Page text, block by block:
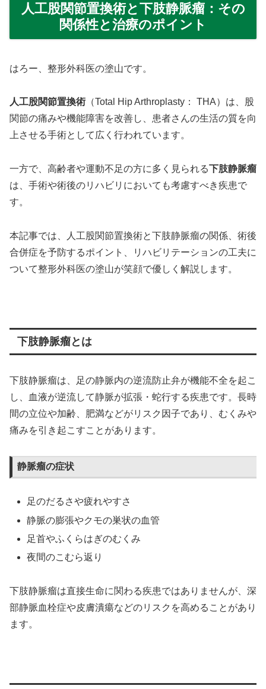
人工股関節置換術と下肢静脈瘤：その
関係性と治療のポイント
はろー、整形外科医の塗山です。
人工股関節置換術 （Total Hip Arthroplasty： THA）は、股
関節の痛みや機能障害を改善し、患者さんの生活の質を向
上させる手術として広く行われています。
一方で、高齢者や運動不足の方に多く見られる下肢静脈瘤
は、手術や術後のリハビリにおいても考慮すべき疾患で
す。
本記事では、人工股関節置換術と下肢静脈瘤の関係、術後
合併症を予防するポイント、リハビリテーションの工夫に
ついて整形外科医の塗山が笑顔で優しく解説します。
下肢静脈瘤とは
下肢静脈瘤は、足の静脈内の逆流防止弁が機能不全を起こ
し、血液が逆流して静脈が拡張・蛇行する疾患です。長時
間の立位や加齢、肥満などがリスク因子であり、むくみや
痛みを引き起こすことがあります。
静脈瘤の症状
足のだるさや疲れやすさ
静脈の膨張やクモの巣状の血管
足首やふくらはぎのむくみ
夜間のこむら返り
下肢静脈瘤は直接生命に関わる疾患ではありませんが、深
部静脈血栓症や皮膚潰瘍などのリスクを高めることがあり
ます。